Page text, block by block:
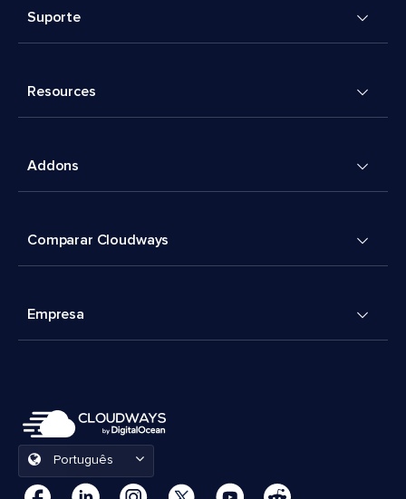
Suporte
Resources
Addons
Comparar Cloudways
Empresa
Português